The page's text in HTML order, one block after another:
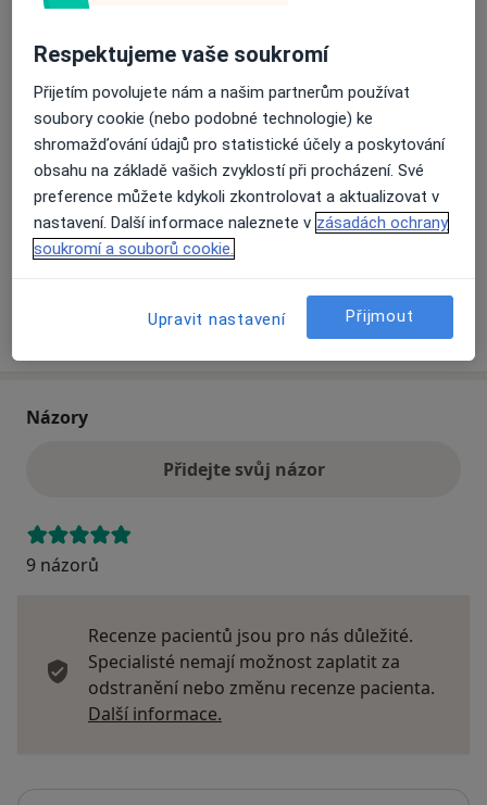
Přiblížit mapuse otevře v nové záložce
Dostupnost
Na této adrese online kalendář není aktivní
Co mám v takové situaci udělat?
Způsoby platby (soukromé návštěvy)
Na teto adrese lékař přijímá pacienty na pojišťovnu
Detaily
Víceo adrese
Názory
Přidejte svůj názor
9 názorů
Recenze pacientů jsou pro nás důležité.
Specialisté nemají možnost zaplatit za
odstranění nebo změnu recenze pacienta.
Další informace.
Respektujeme vaše soukromí
Přijetím povolujete nám a našim partnerům používat
soubory cookie (nebo podobné technologie) ke
shromažďování údajů pro statistické účely a poskytování
obsahu na základě vašich zvyklostí při procházení. Své
preference můžete kdykoli zkontrolovat a aktualizovat v
nastavení. Další informace naleznete v zásadách ochrany
soukromí a souborů cookie.
Upravit nastavení Přijmout